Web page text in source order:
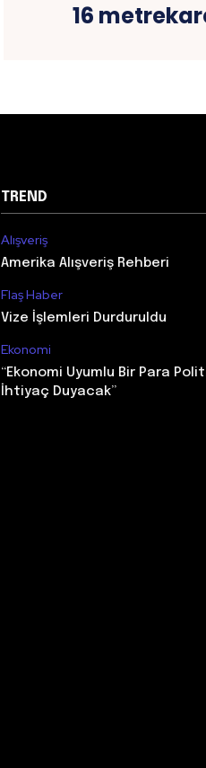
16
TREND
Alışveriş
Amerika Alışveriş Rehberi
Flaş Haber
Vize İşlemleri Durduruldu
Ekonomi
“Ekonomi Uyumlu Bir Para
İhtiyaç Duyacak”